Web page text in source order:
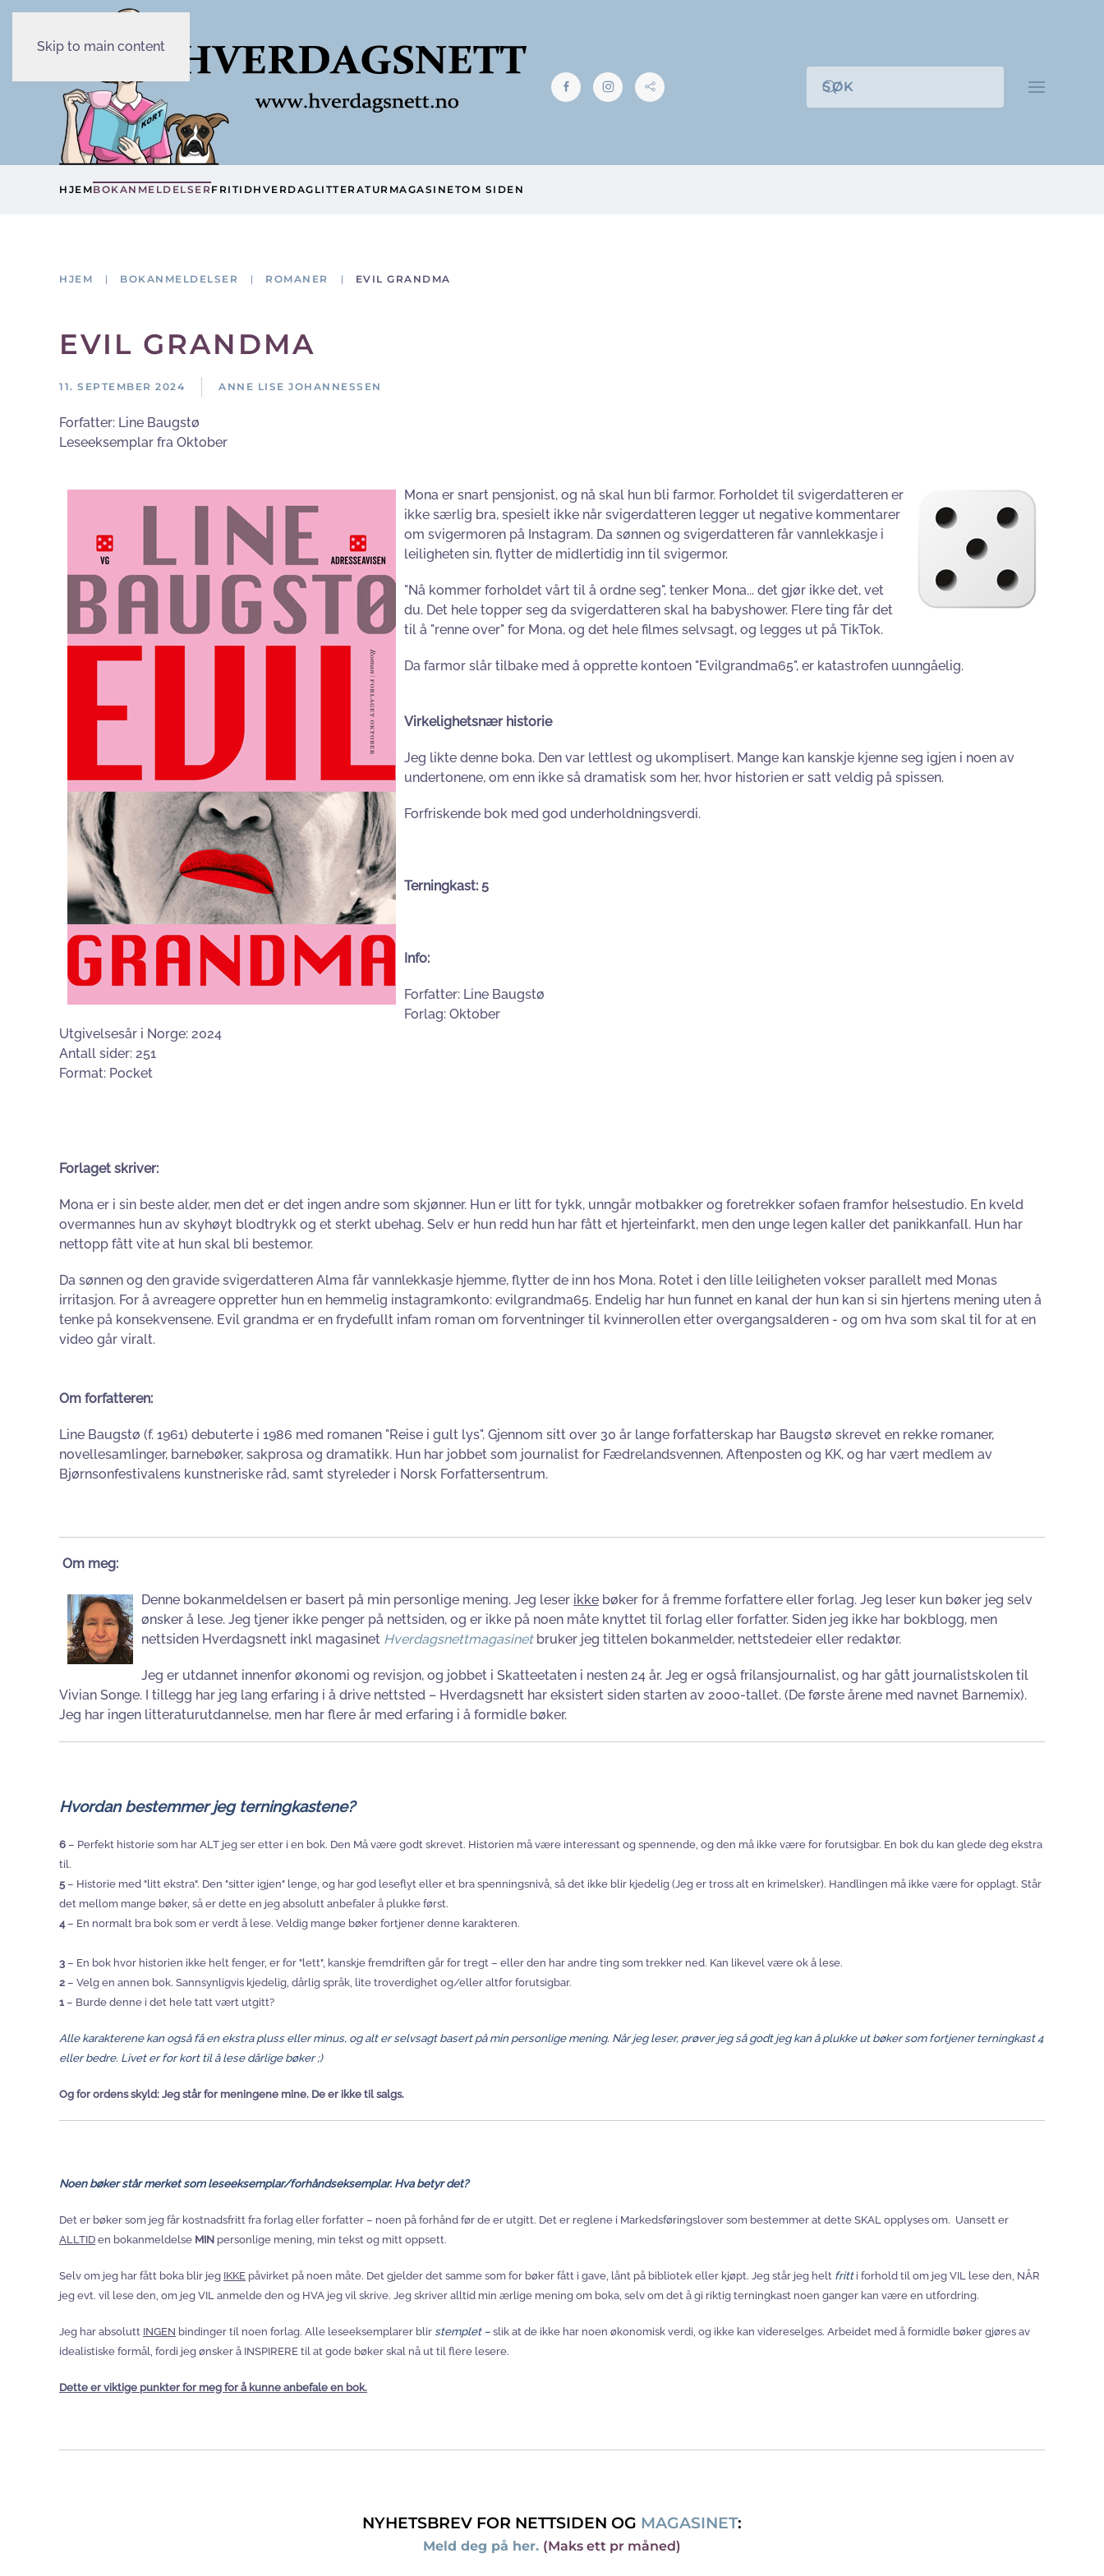
Skip to main content
HJEMBOKANMELDELSER FRITIDHVERDAG LITTERATUR MAGASINETOM SIDEN
HJEM BOKANMELDELSER ROMANER EVIL GRANDMA
EVIL GRANDMA
11. SEPTEMBER 2024 ANNE LISE JOHANNESSEN
Forfatter: Line Baugstø
Leseeksemplar fra Oktober
Mona er snart pensjonist, og nå skal hun bli farmor. Forholdet til svigerdatteren er
ikke særlig bra, spesielt ikke når svigerdatteren legger ut negative kommentarer
om svigermoren på Instagram. Da sønnen og svigerdatteren får vannlekkasje i
leiligheten sin, flytter de midlertidig inn til svigermor.
"Nå kommer forholdet vårt til å ordne seg", tenker Mona... det gjør ikke det, vet
du. Det hele topper seg da svigerdatteren skal ha babyshower. Flere ting får det
til å "renne over" for Mona, og det hele filmes selvsagt, og legges ut på TikTok.
Da farmor slår tilbake med å opprette kontoen "Evilgrandma65", er katastrofen uunngåelig.
Virkelighetsnær historie
Jeg likte denne boka. Den var lettlest og ukomplisert. Mange kan kanskje kjenne seg igjen i noen av
undertonene, om enn ikke så dramatisk som her, hvor historien er satt veldig på spissen.
Forfriskende bok med god underholdningsverdi.
Terningkast: 5
Info:
Forfatter: Line Baugstø
Forlag: Oktober
Utgivelsesår i Norge: 2024
Antall sider: 251
Format: Pocket
Forlaget skriver:
Mona er i sin beste alder, men det er det ingen andre som skjønner. Hun er litt for tykk, unngår motbakker og foretrekker sofaen framfor helsestudio. En kveld
overmannes hun av skyhøyt blodtrykk og et sterkt ubehag. Selv er hun redd hun har fått et hjerteinfarkt, men den unge legen kaller det panikkanfall. Hun har
nettopp fått vite at hun skal bli bestemor.
Da sønnen og den gravide svigerdatteren Alma får vannlekkasje hjemme, flytter de inn hos Mona. Rotet i den lille leiligheten vokser parallelt med Monas
irritasjon. For å avreagere oppretter hun en hemmelig instagramkonto: evilgrandma65. Endelig har hun funnet en kanal der hun kan si sin hjertens mening uten å
tenke på konsekvensene. Evil grandma er en frydefullt infam roman om forventninger til kvinnerollen etter overgangsalderen - og om hva som skal til for at en
video går viralt.
Om forfatteren:
Line Baugstø (f. 1961) debuterte i 1986 med romanen "Reise i gult lys". Gjennom sitt over 30 år lange forfatterskap har Baugstø skrevet en rekke romaner,
novellesamlinger, barnebøker, sakprosa og dramatikk. Hun har jobbet som journalist for Fædrelandsvennen, Aftenposten og KK, og har vært medlem av
Bjørnsonfestivalens kunstneriske råd, samt styreleder i Norsk Forfattersentrum.
Om meg:
Denne bokanmeldelsen er basert på min personlige mening. Jeg leser ikke bøker for å fremme forfattere eller forlag. Jeg leser kun bøker jeg selv
ønsker å lese. Jeg tjener ikke penger på nettsiden, og er ikke på noen måte knyttet til forlag eller forfatter. Siden jeg ikke har bokblogg, men
nettsiden Hverdagsnett inkl magasinet Hverdagsnettmagasinetbruker jeg tittelen bokanmelder, nettstedeier eller redaktør.
Jeg er utdannet innenfor økonomi og revisjon, og jobbet i Skatteetaten i nesten 24 år. Jeg er også frilansjournalist, og har gått journalistskolen til
Vivian Songe. I tillegg har jeg lang erfaring i å drive nettsted – Hverdagsnett har eksistert siden starten av 2000-tallet. (De første årene med navnet Barnemix).
Jeg har ingen litteraturutdannelse, men har flere år med erfaring i å formidle bøker.
Hvordan bestemmer jeg terningkastene?
6– Perfekt historie som har ALT jeg ser etter i en bok. Den Må være godt skrevet. Historien må være interessant og spennende, og den må ikke være for forutsigbar. En bok du kan glede deg ekstra
til.
5– Historie med "litt ekstra". Den "sitter igjen" lenge, og har god leseflyt eller et bra spenningsnivå, så det ikke blir kjedelig (Jeg er tross alt en krimelsker). Handlingen må ikke være for opplagt. Står
det mellom mange bøker, så er dette en jeg absolutt anbefaler å plukke først.
4– En normalt bra bok som er verdt å lese. Veldig mange bøker fortjener denne karakteren.
3– En bok hvor historien ikke helt fenger, er for "lett", kanskje fremdriften går for tregt – eller den har andre ting som trekker ned. Kan likevel være ok å lese.
2– Velg en annen bok. Sannsynligvis kjedelig, dårlig språk, lite troverdighet og/eller altfor forutsigbar.
1– Burde denne i det hele tatt vært utgitt?
Alle karakterene kan også få en ekstra pluss eller minus, og alt er selvsagt basert på min personlige mening. Når jeg leser, prøver jeg så godt jeg kan å plukke ut bøker som fortjener terningkast 4
eller bedre. Livet er for kort til å lese dårlige bøker ;)
Og for ordens skyld: Jeg står for meningene mine. De er ikke til salgs.
Noen bøker står merket som leseeksemplar/forhåndseksemplar. Hva betyr det?
Det er bøker som jeg får kostnadsfritt fra forlag eller forfatter – noen på forhånd før de er utgitt. Det er reglene i Markedsføringslover som bestemmer at dette SKAL opplyses om. Uansett er
ALLTIDen bokanmeldelse MIN personlige mening, min tekst og mitt oppsett.
Selv om jeg har fått boka blir jeg IKKE påvirket på noen måte. Det gjelder det samme som for bøker fått i gave, lånt på bibliotek eller kjøpt. Jeg står jeg helt fritti forhold til om jeg VIL lese den, NÅR
jeg evt. vil lese den, om jeg VIL anmelde den og HVA jeg vil skrive. Jeg skriver alltid min ærlige mening om boka, selv om det å gi riktig terningkast noen ganger kan være en utfordring.
Jeg har absolutt INGEN bindinger til noen forlag. Alle leseeksemplarer blir stemplet –slik at de ikke har noen økonomisk verdi, og ikke kan videreselges. Arbeidet med å formidle bøker gjøres av
idealistiske formål, fordi jeg ønsker å INSPIRERE til at gode bøker skal nå ut til flere lesere.
Dette er viktige punkter for meg for å kunne anbefale en bok.
NYHETSBREV FOR NETTSIDEN OG MAGASINET:
Meld deg på her. (Maks ett pr måned)